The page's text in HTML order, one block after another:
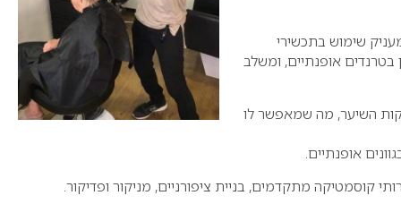
שימוש בתכשירי
בטרנדים אופנתיים, ומשלב
השיער, מה שמאפשר לו
אופנתיים.
קוסמטיקה מתקדמים, בניית ציפורניים, מניקור ופדיקור.